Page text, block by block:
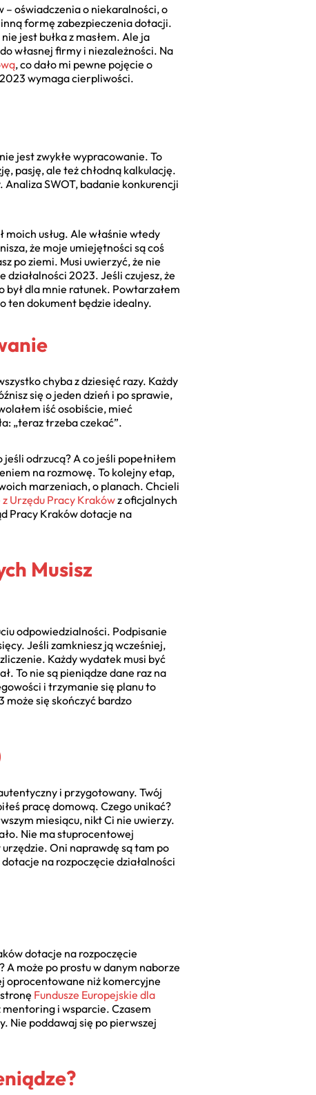
– oświadczenia o niekaralności, o
formę zabezpieczenia dotacji.
jest bułka z masłem. Ale ja
własnej firmy i niezależności. Na
, co dało mi pewne pojęcie o
wymaga cierpliwości.
jest zwykłe wypracowanie. To
pasję, ale też chłodną kalkulację.
SWOT, badanie konkurencji
moich usług. Ale właśnie wtedy
że moje umiejętności są coś
po ziemi. Musi uwierzyć, że nie
2023. Jeśli czujesz, że
był dla mnie ratunek. Powtarzałem
ten dokument będzie idealny.
chyba z dziesięć razy. Każdy
się o jeden dzień i po sprawie,
iść osobiście, mieć
„teraz trzeba czekać”.
odrzucą? A co jeśli popełniłem
na rozmowę. To kolejny etap,
marzeniach, o planach. Chcieli
Urzędu Pracy Krakówz oficjalnych
Pracy Kraków dotacje na
Musisz
odpowiedzialności. Podpisanie
Jeśli zamkniesz ją wcześniej,
Każdy wydatek musi być
To nie są pieniądze dane raz na
i trzymanie się planu to
może się skończyć bardzo
i przygotowany. Twój
pracę domową. Czego unikać?
miesiącu, nikt Ci nie uwierzy.
Nie ma stuprocentowej
Oni naprawdę są tam po
na rozpoczęcie działalności
dotacje na rozpoczęcie
może po prostu w danym naborze
oprocentowane niż komercyjne
Fundusze Europejskie dla
i wsparcie. Czasem
Nie poddawaj się po pierwszej